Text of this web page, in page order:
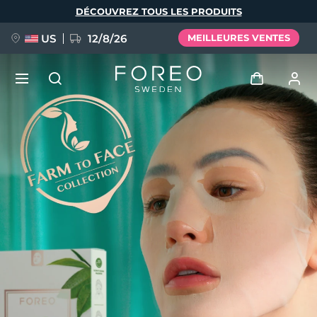
DÉCOUVREZ TOUS LES PRODUITS
US 12/8/26 MEILLEURES VENTES
Se connecter
Profil de l'utilisateur
Mes appareils
Mes commandes
Mes adresses
Mes abonnements
NOUVEAU
FAQ™ Pure Beauty-Tech Elixir
BREAKING NEWS
issa™ Teeth Whitening Set
Langue
English Deutsch
Español
Italiano
Português
Svenska
Русский
Türkçe
简体中文 繁體中文